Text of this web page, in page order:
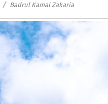
/ Badrul Kamal Zakaria